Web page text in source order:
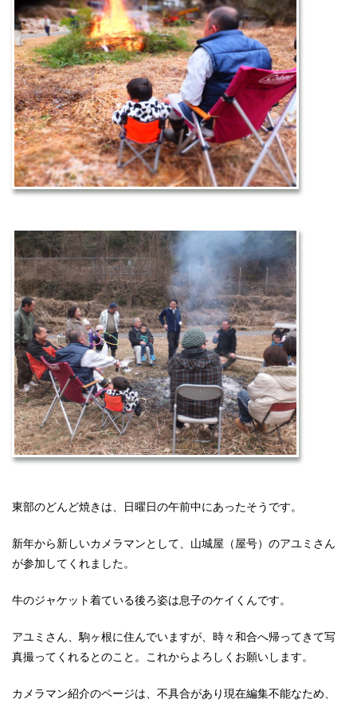
東部のどんど焼きは、日曜日の午前中にあったそうです。
新年から新しいカメラマンとして、山城屋（屋号）のアユミさん
が参加してくれました。
牛のジャケット着ている後ろ姿は息子のケイくんです。
アユミさん、駒ヶ根に住んでいますが、時々和合へ帰ってきて写
真撮ってくれるとのこと。これからよろしくお願いします。
カメラマン紹介のページは、不具合があり現在編集不能なため、